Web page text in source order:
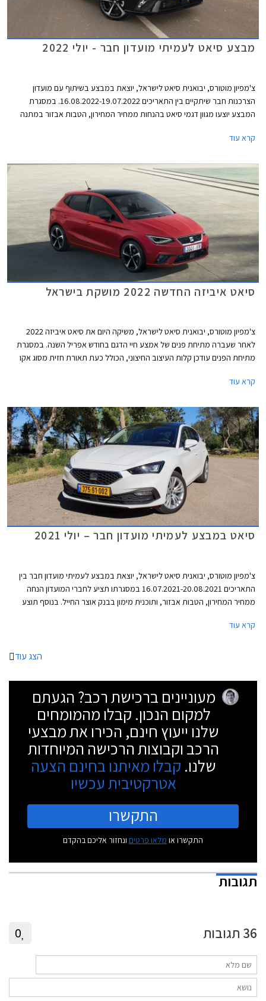
מבצע סיאט לעמיתי מועדון חבר - יולי 2022
צ'מפיון מוטורס, יבואנית סיאט לישראל, יוצאת במבצע בשיתוף עם מועדון
הצרכנות חבר שיתקיים בין התאריכים 16.08.2022-19.07.2022. במסגרת
המבצע יוצעו מגוון דגמי סיאט בהנחות ממחיר המחירון, הטבות אבזור במתנה
במבצע מאחר והרכב לא זמין במלאי. המבצע יתקיים בכל סוכנויות סיאט ברחבי
קרא עוד
סיאט איביזה החדשה 2022 מושקת בישראל
צ'מפיון מוטורס, יבואנית סיאט לישראל, משיקה היום את סיאט איביזה 2022
לאחר שעברה מתיחת פנים של אמצע חיי הדגם בחודש אפריל השנה. במסגרת
מתיחת הפנים עודכן קלות העיצוב החיצוני, הכולל כעת תאורת חזית מסוג אקו
בסגנון כתב יד.
קרא עוד
סיאט במבצע לעמיתי מועדון חבר – יולי 2021
צ'מפיון מוטורס, יבואנית סיאט לישראל, יוצאת במבצע לעמיתי מועדון חבר בין
התאריכים 16.07.2021-20.08.2021 במסגרתו תציע לחברי המועדון הנחה
ממחיר המחירון, הטבות אבזור, ותוכנית מימון בבנק אוצר החייל. בנוסף תוצע
ברכישת אבזור בהתקנה מקומית.
קרא עוד
הצג עוד
מעוניינים ברכישת רכב? הגעתם
למקום הנכון. קבלו מהמומחים
שלנו ייעוץ חינם, הכירו את מבצעי
הרכב וקבוצות הרכישה המיוחדות
שלנו. קבלו מאיתנו בחינם הצעה
אטרקטיבית עכשיו
התקשרו
התקשרו או מלאו פרטים ונחזור אליכם בהקדם
תגובות
36 תגובות 0